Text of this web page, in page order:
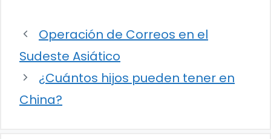
Operación de Correos en el
Sudeste Asiático
¿Cuántos hijos pueden tener en
China?